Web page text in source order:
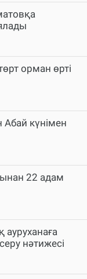
орман өрті
Абай күнімен
22 адам
ауруханаға
нәтижесі